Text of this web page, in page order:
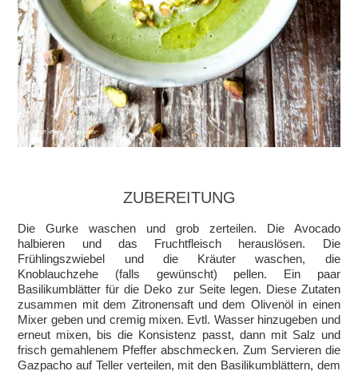
ZUBEREITUNG
Die Gurke waschen und grob zerteilen. Die Avocado
halbieren und das Fruchtfleisch herauslösen. Die
Frühlingszwiebel und die Kräuter waschen, die
Knoblauchzehe (falls gewünscht) pellen. Ein paar
Basilikumblätter für die Deko zur Seite legen. Diese Zutaten
zusammen mit dem Zitronensaft und dem Olivenöl in einen
Mixer geben und cremig mixen. Evtl. Wasser hinzugeben und
erneut mixen, bis die Konsistenz passt, dann mit Salz und
frisch gemahlenem Pfeffer abschmecken. Zum Servieren die
Gazpacho auf Teller verteilen, mit den Basilikumblättern, dem